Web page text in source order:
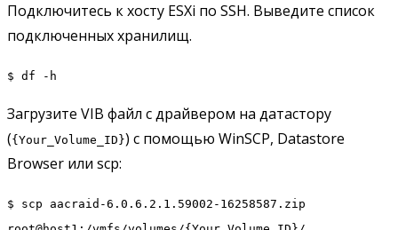
Подключитесь к хосту ESXi по SSH. Выведите список
подключенных хранилищ.
$ df -h
Загрузите VIB файл с драйвером на датастору
({Your_Volume_ID}) с помощью WinSCP, Datastore
Browser или scp:
$ scp aacraid-6.0.6.2.1.59002-16258587.zip